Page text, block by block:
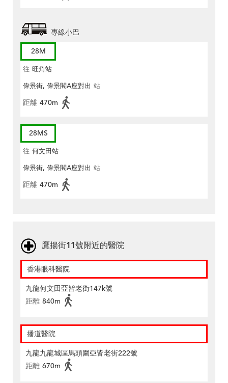
專線小巴
28M
往 旺角站
偉景街, 偉景閣A座對出 站
距離 470m
28MS
往 何文田站
偉景街, 偉景閣A座對出 站
距離 470m
鷹揚街11號附近的醫院
香港眼科醫院
九龍何文田亞皆老街147k號
距離 840m
播道醫院
九龍九龍城區馬頭圍亞皆老街222號
距離 670m